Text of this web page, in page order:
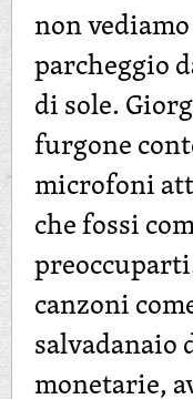
non
parcheggio
di sole.
furgone
microfoni
che fossi
canzoni
salvadanaio
monetarie,